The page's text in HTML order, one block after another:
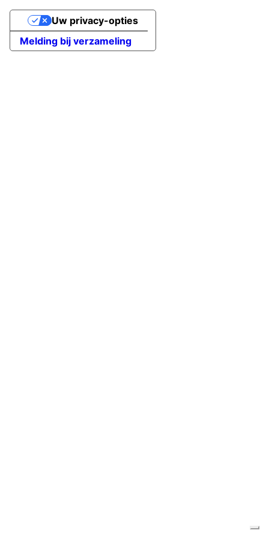
Melding bij verzameling
Uw privacy-opties